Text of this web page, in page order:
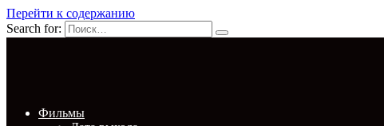
Перейти к содержанию
Search for:
Фильмы